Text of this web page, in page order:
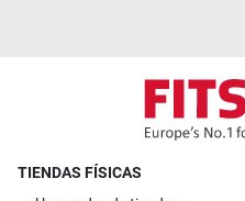
TIENDAS FÍSICAS